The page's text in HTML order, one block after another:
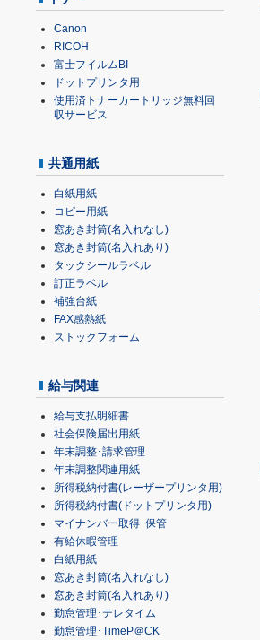
Canon
RICOH
富士フイルムBI
ドットプリンタ用
使用済トナーカートリッジ無料回
収サービス
共通用紙
白紙用紙
コピー用紙
窓あき封筒(名入れなし)
窓あき封筒(名入れあり)
タックシールラベル
訂正ラベル
補強台紙
FAX感熱紙
ストックフォーム
給与関連
給与支払明細書
社会保険届出用紙
年末調整･請求管理
年末調整関連用紙
所得税納付書(レーザープリンタ用)
所得税納付書(ドットプリンタ用)
マイナンバー取得･保管
有給休暇管理
白紙用紙
窓あき封筒(名入れなし)
窓あき封筒(名入れあり)
勤怠管理･テレタイム
勤怠管理･TimeP＠CK